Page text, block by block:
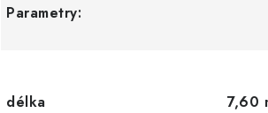
Parametry:
délka 7,60